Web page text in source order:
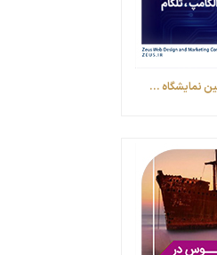
نمایشگاه ...